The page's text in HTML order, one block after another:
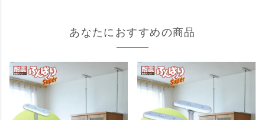
あなたにおすすめの商品